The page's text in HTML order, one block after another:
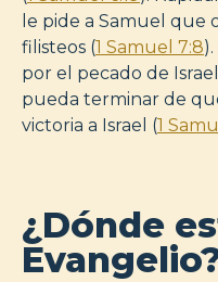
le pide a Samuel que
filisteos (1 Samuel 7:8
por el pecado de
pueda terminar de
victoria a Israel (1
¿Dónde